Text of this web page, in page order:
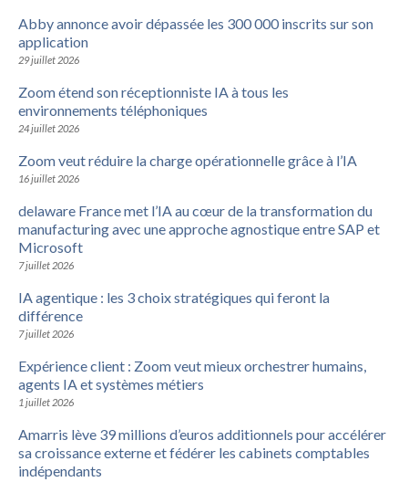
Abby annonce avoir dépassée les 300 000 inscrits sur son
application
29 juillet 2026
Zoom étend son réceptionniste IA à tous les
environnements téléphoniques
24 juillet 2026
Zoom veut réduire la charge opérationnelle grâce à l’IA
16 juillet 2026
delaware France met l’IA au cœur de la transformation du
manufacturing avec une approche agnostique entre SAP et
Microsoft
7 juillet 2026
IA agentique : les 3 choix stratégiques qui feront la
différence
7 juillet 2026
Expérience client : Zoom veut mieux orchestrer humains,
agents IA et systèmes métiers
1 juillet 2026
Amarris lève 39 millions d’euros additionnels pour accélérer
sa croissance externe et fédérer les cabinets comptables
indépendants